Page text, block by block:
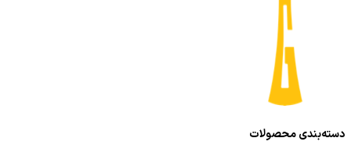
دسته‌بندی محصولات